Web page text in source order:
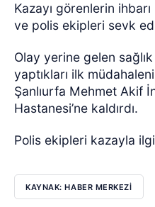
Kazayı görenlerin
ve polis ekipleri sevk
Olay yerine gelen
yaptıkları ilk
Şanlıurfa Mehmet Akif
Hastanesi’ne kaldırdı.
Polis ekipleri kazayla
KAYNAK: HABER MERKEZI